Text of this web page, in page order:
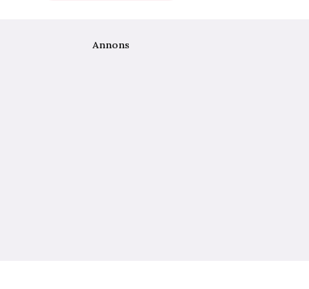
Annons